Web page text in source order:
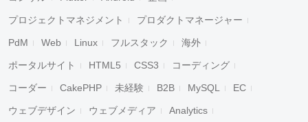
プロジェクトマネジメント プロダクトマネージャー
PdM Web Linux フルスタック 海外
ポータルサイト HTML5 CSS3 コーディング
コーダー CakePHP 未経験 B2B MySQL EC
ウェブデザイン ウェブメディア Analytics